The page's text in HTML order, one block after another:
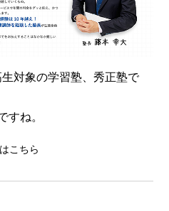
対象の学習塾、秀正塾で
すね。
こちら